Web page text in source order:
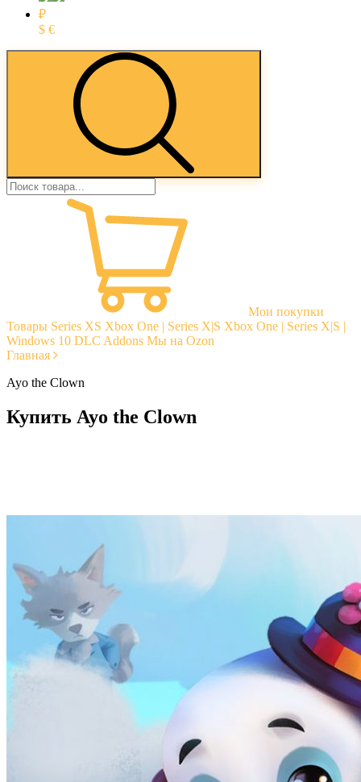
₽
$ €
Мои покупки
Товары Series XS Xbox One | Series X|S Xbox One | Series X|S |
Windows 10 DLC Addons Мы на Ozon
Главная
Ayo the Clown
Купить Ayo the Clown